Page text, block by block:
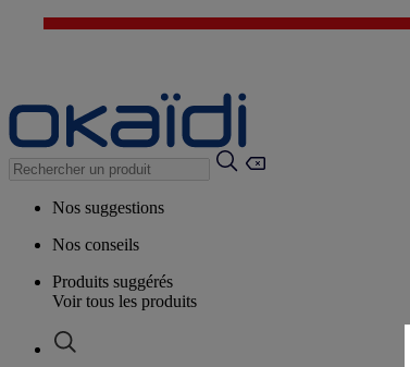
Nos suggestions
Nos conseils
Produits suggérés
Voir tous les produits